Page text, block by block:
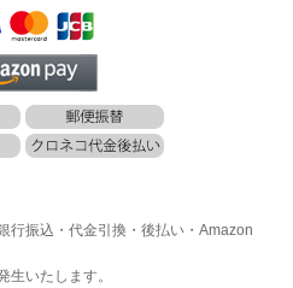
行振込・代金引換・後払い・Amazon
いたします。